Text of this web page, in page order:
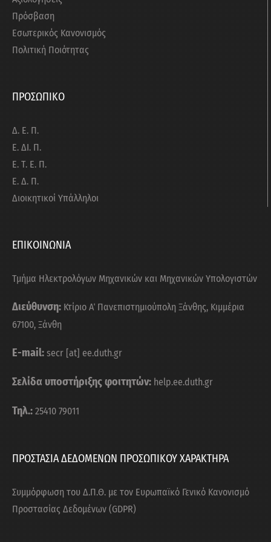
Πρόσβαση
Εσωτερικός Κανονισμός
Πολιτική Ποιότητας
ΠΡΟΣΩΠΙΚΟ
Δ. Ε. Π.
Ε. ΔΙ. Π.
Ε. Τ. Ε. Π.
Ε. Δ. Π.
Διοικητικοί Υπάλληλοι
ΕΠΙΚΟΙΝΩΝΙΑ
Τμήμα Ηλεκτρολόγων Μηχανικών και Μηχανικών Υπολογιστών
Διεύθυνση: Κτίριο Α΄ Πανεπιστημιούπολη Ξάνθης, Κιμμέρια
67100, Ξάνθη
E-mail: secr [at] ee.duth.gr
Σελίδα υποστήριξης φοιτητών: help.ee.duth.gr
Τηλ.: 25410 79011
ΠΡΟΣΤΑΣΙΑ ΔΕΔΟΜΕΝΩΝ ΠΡΟΣΩΠΙΚΟΥ ΧΑΡΑΚΤΗΡΑ
Συμμόρφωση του Δ.Π.Θ. με τον Ευρωπαϊκό Γενικό Κανονισμό
Προστασίας Δεδομένων (GDPR)